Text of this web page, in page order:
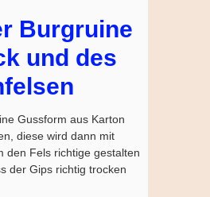
Burgruine
und des
Gussform aus Karton
diese wird dann mit
den Fels richtige gestalten
der Gips richtig trocken